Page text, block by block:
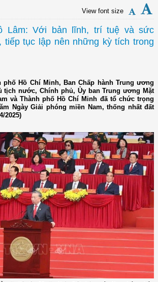
View font size
Lâm: Với bản lĩnh, trí tuệ và sức
tiếp tục lập nên những kỳ tích trong
phố Hồ Chí Minh, Ban Chấp hành Trung ương
tịch nước, Chính phủ, Ủy ban Trung ương Mặt
và Thành phố Hồ Chí Minh đã tổ chức trọng
Ngày Giải phóng miền Nam, thống nhất đất
2025)